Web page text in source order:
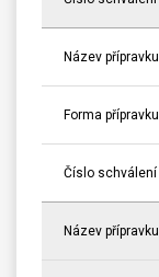
Název přípravku
Forma přípravku
Číslo schválení
Název přípravku